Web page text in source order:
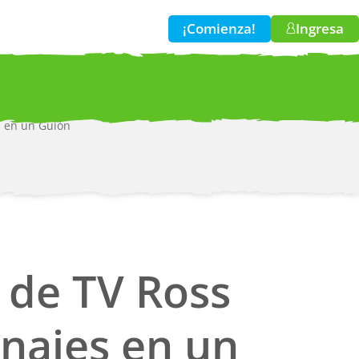
¡Comienza! Ingresa
en un Guión
TV Ross
en un